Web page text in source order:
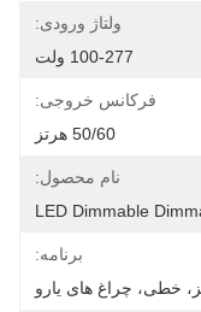
ولتاژ ورودی:
100-277 ولت
فرکانس خروجی:
50/60 هرتز
نام محصول:
برنامه: